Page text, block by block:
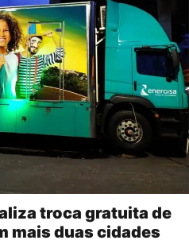
troca gratuita de
mais duas cidades